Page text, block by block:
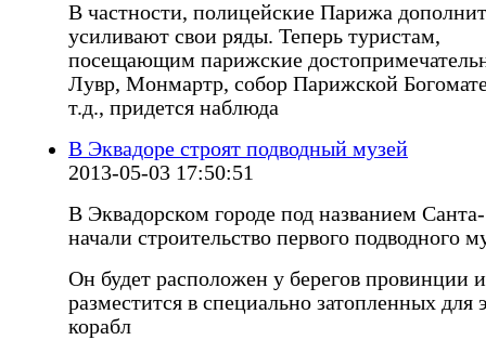
В частности, полицейские Парижа
усиливают свои ряды. Теперь туристам,
посещающим парижские
Лувр, Монмартр, собор Парижской
т.д., придется наблюда
В Эквадоре строят подводный музей
2013-05-03 17:50:51
В Эквадорском городе под названием
начали строительство первого подводного
Он будет расположен у берегов провинции и
разместится в специально затопленных для
корабл